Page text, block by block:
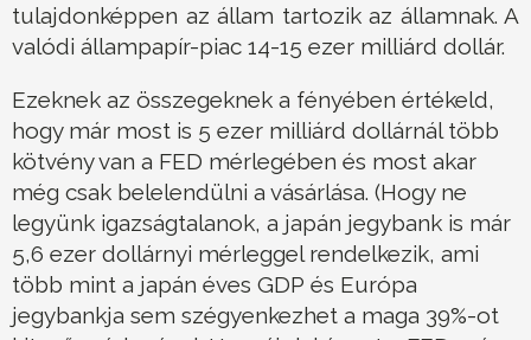
tulajdonképpen az állam tartozik az államnak. A
valódi állampapír-piac 14-15 ezer milliárd dollár.
Ezeknek az összegeknek a fényében értékeld,
hogy már most is 5 ezer milliárd dollárnál több
kötvény van a FED mérlegében és most akar
még csak belelendülni a vásárlása. (Hogy ne
legyünk igazságtalanok, a japán jegybank is már
5,6 ezer dollárnyi mérleggel rendelkezik, ami
több mint a japán éves GDP és Európa
jegybankja sem szégyenkezhet a maga 39%-ot